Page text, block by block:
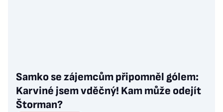
Samko se zájemcům připomněl gólem:
Karviné jsem vděčný! Kam může odejít
Štorman?